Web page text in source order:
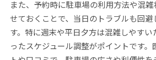
信頼性重視のホワイトニング医院
信頼できるホワイトニング医
口コミや症例数で比較する医
安心して任せられるホワイト
また、予約時に駐車場の利用方法や混
せておくことで、当日のトラブルも回避
す。特に週末や平日夕方は混雑しやす
ったスケジュール調整がポイントです。